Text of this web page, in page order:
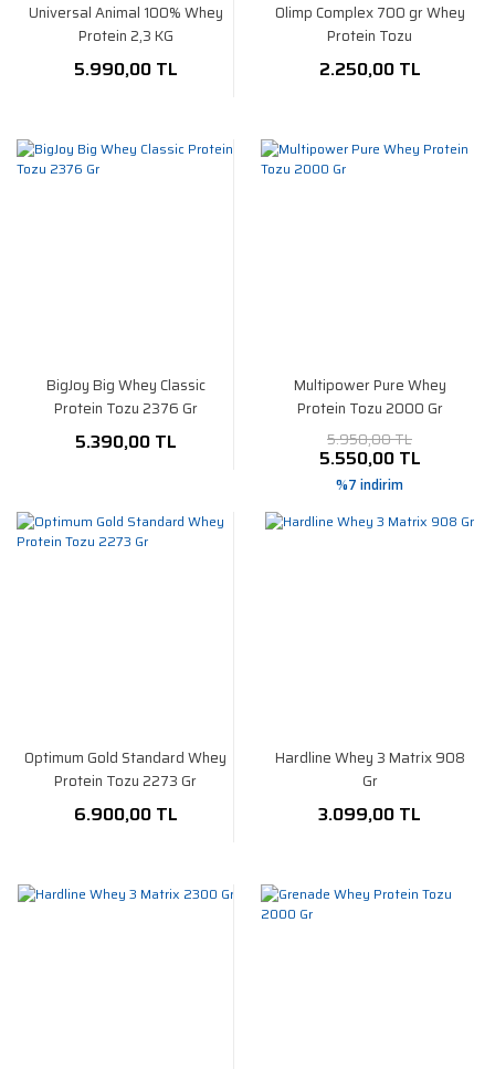
Universal Animal 100% Whey
Protein 2,3 KG
5.990,00 TL
Olimp Complex 700 gr Whey
Protein Tozu
2.250,00 TL
BigJoy Big Whey Classic
Protein Tozu 2376 Gr
5.390,00 TL
Multipower Pure Whey
Protein Tozu 2000 Gr
5.950,00 TL
5.550,00 TL
%7 indirim
Optimum Gold Standard Whey
Protein Tozu 2273 Gr
6.900,00 TL
Hardline Whey 3 Matrix 908
Gr
3.099,00 TL